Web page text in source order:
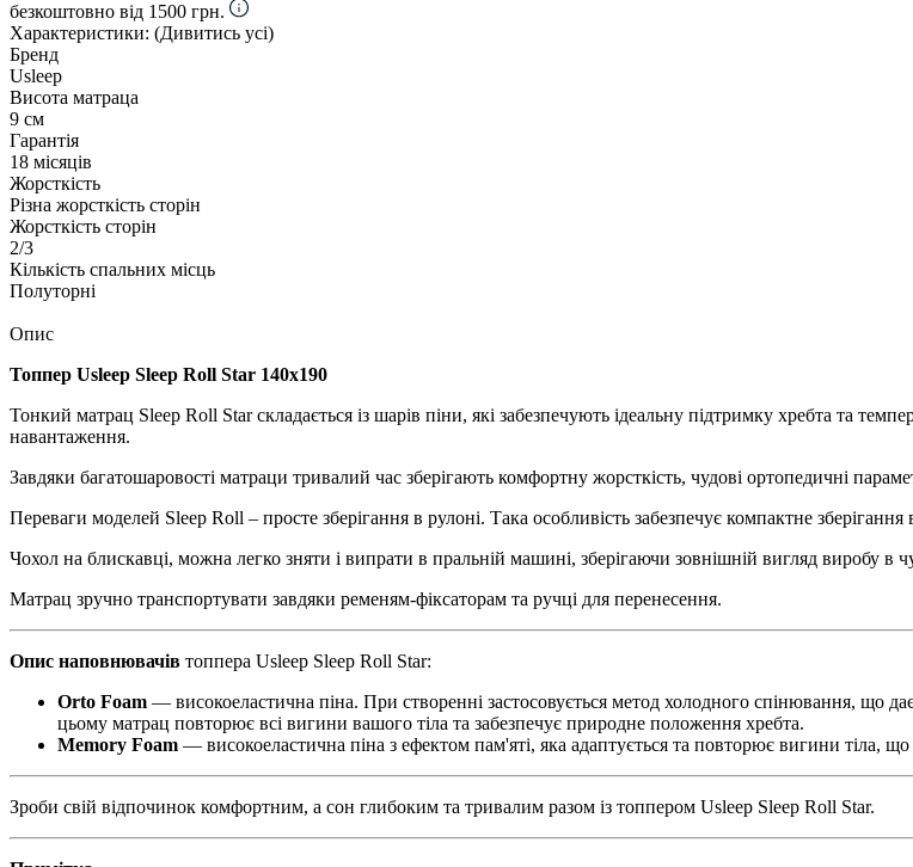
безкоштовно від 1500 грн.
Характеристики: (Дивитись усі)
Бренд
Usleep
Висота матраца
9 см
Гарантія
18 місяців
Жорсткість
Різна жорсткість сторін
Жорсткість сторін
2/3
Кількість спальних місць
Полуторні
Опис
Топпер Usleep Sleep Roll Star​ 140х190
Тонкий матрац Sleep Roll Star складається із шарів піни, які забезпечують ідеальну підтримку хребта та
навантаження.
Завдяки багатошаровості матраци тривалий час зберігають комфортну жорсткість, чудові ортопедичні
Переваги моделей Sleep Roll – просте зберігання в рулоні. Така особливість забезпечує компактне
Чохол на блискавці, можна легко зняти і випрати в пральній машині, зберігаючи зовнішній вигляд виробу в
Матрац зручно транспортувати завдяки ременям-фіксаторам та ручці для перенесення.
Опис наповнювачів топпера Usleep Sleep Roll Star:
Orto Foam — високоеластична піна. При створенні застосовується метод холодного спінювання, що
цьому матрац повторює всі вигини вашого тіла та забезпечує природне положення хребта.
Memory Foam — високоеластична піна з ефектом пам'яті, яка адаптується та повторює вигини тіла,
Зроби свій відпочинок комфортним, а сон глибоким та тривалим разом із топпером Usleep Sleep Roll Star.